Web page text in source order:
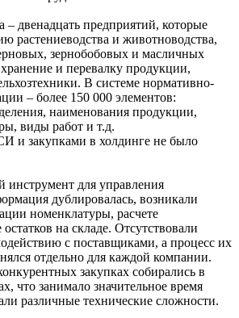
– двенадцать предприятий, которые
растениеводства и животноводства,
зернобобовых и масличных
и перевалку продукции,
В системе нормативно-
– более 150 000 элементов:
наименования продукции,
виды работ и т.д.
и закупками в холдинге не было
инструмент для управления
дублировалась, возникали
номенклатуры, расчете
на складе. Отсутствовали
с поставщиками, а процесс их
отдельно для каждой компании.
закупках собирались в
что занимало значительное время
различные технические сложности.